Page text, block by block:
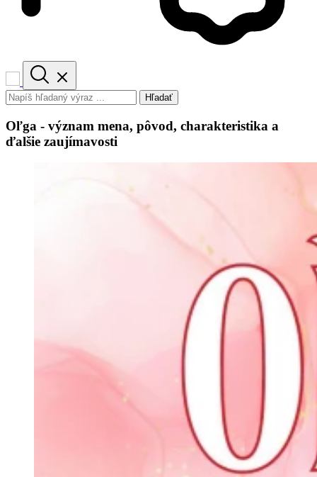
Hľadať
Oľga - význam mena, pôvod, charakteristika a
ďalšie zaujímavosti